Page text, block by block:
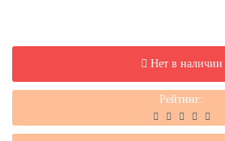
Нет в наличии
Рейтинг: